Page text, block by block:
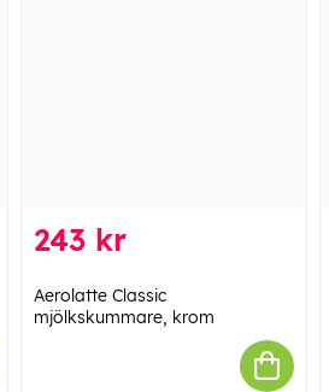
243 kr
Aerolatte Classic
mjölkskummare, krom